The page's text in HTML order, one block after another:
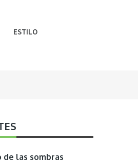
ESTILO
las sombras